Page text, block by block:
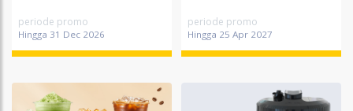
periode promo
Hingga 31 Dec 2026
periode promo
Hingga 25 Apr 2027